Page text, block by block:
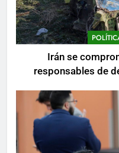
Irán se
responsables de